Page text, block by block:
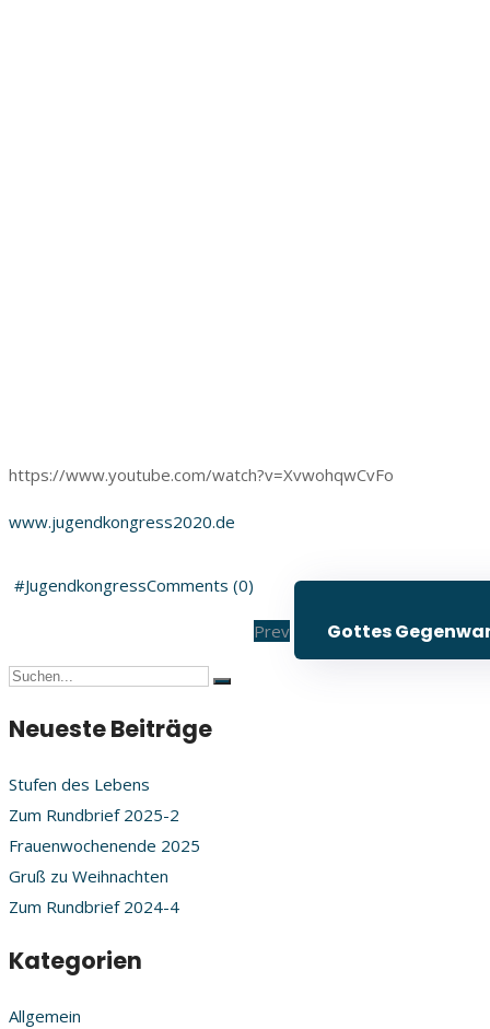
https://www.youtube.com/watch?v=XvwohqwCvFo
www.jugendkongress2020.de
#JugendkongressComments (0)
Prev Gottes
Neueste Beiträge
Stufen des Lebens
Zum Rundbrief 2025-2
Frauenwochenende 2025
Gruß zu Weihnachten
Zum Rundbrief 2024-4
Kategorien
Allgemein